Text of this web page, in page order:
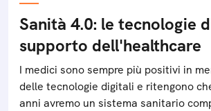
Sanità 4.0: le tecnologie
supporto dell'healthcare
I medici sono sempre più positivi in
delle tecnologie digitali e ritengono
anni avremo un sistema sanitario